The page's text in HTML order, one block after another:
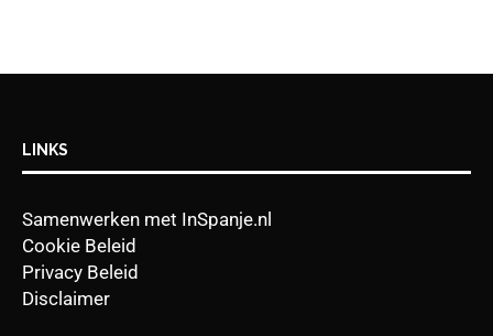
LINKS
Samenwerken met InSpanje.nl
Cookie Beleid
Privacy Beleid
Disclaimer